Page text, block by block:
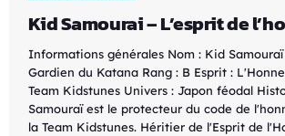
Kid Samourai – L’esprit de
Informations générales Nom : Kid Samouraï
Gardien du Katana Rang : B Esprit :
Team Kidstunes Univers : Japon féodal
Samouraï est le protecteur du code de
la Team Kidstunes. Héritier de l'Esprit de